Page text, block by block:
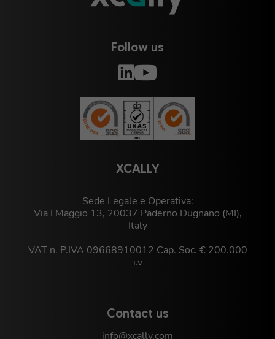
XCALLY
Sede Legale e Operativa:
Via I Maggio 13, 20037 Paderno Dugnano (MI),
Italy
VAT n. P.IVA 09668910012 Cap. Soc. € 200.000
i.v
Contact us
info@xcally.com
Follow us